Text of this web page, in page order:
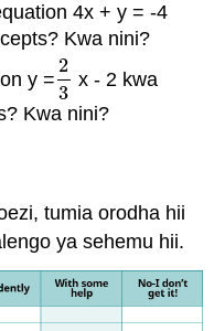
4x + y = -4
Kwa nini?
y =
2
3
23 x - 2 kwa
Kwa nini?
tumia orodha hii
ya sehemu hii.